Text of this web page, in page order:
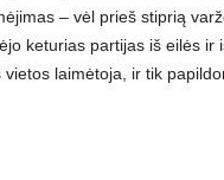
– vėl prieš stiprią
keturias partijas iš eilės ir
laimėtoja, ir tik